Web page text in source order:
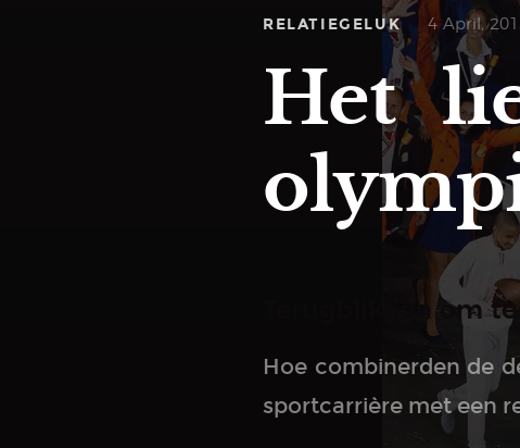
RELATIEGELUK 4 April,
Het
Terugblikken om
Hoe combinerden de
sportcarrière met een